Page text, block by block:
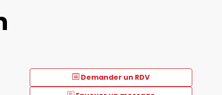
Demander un RDV